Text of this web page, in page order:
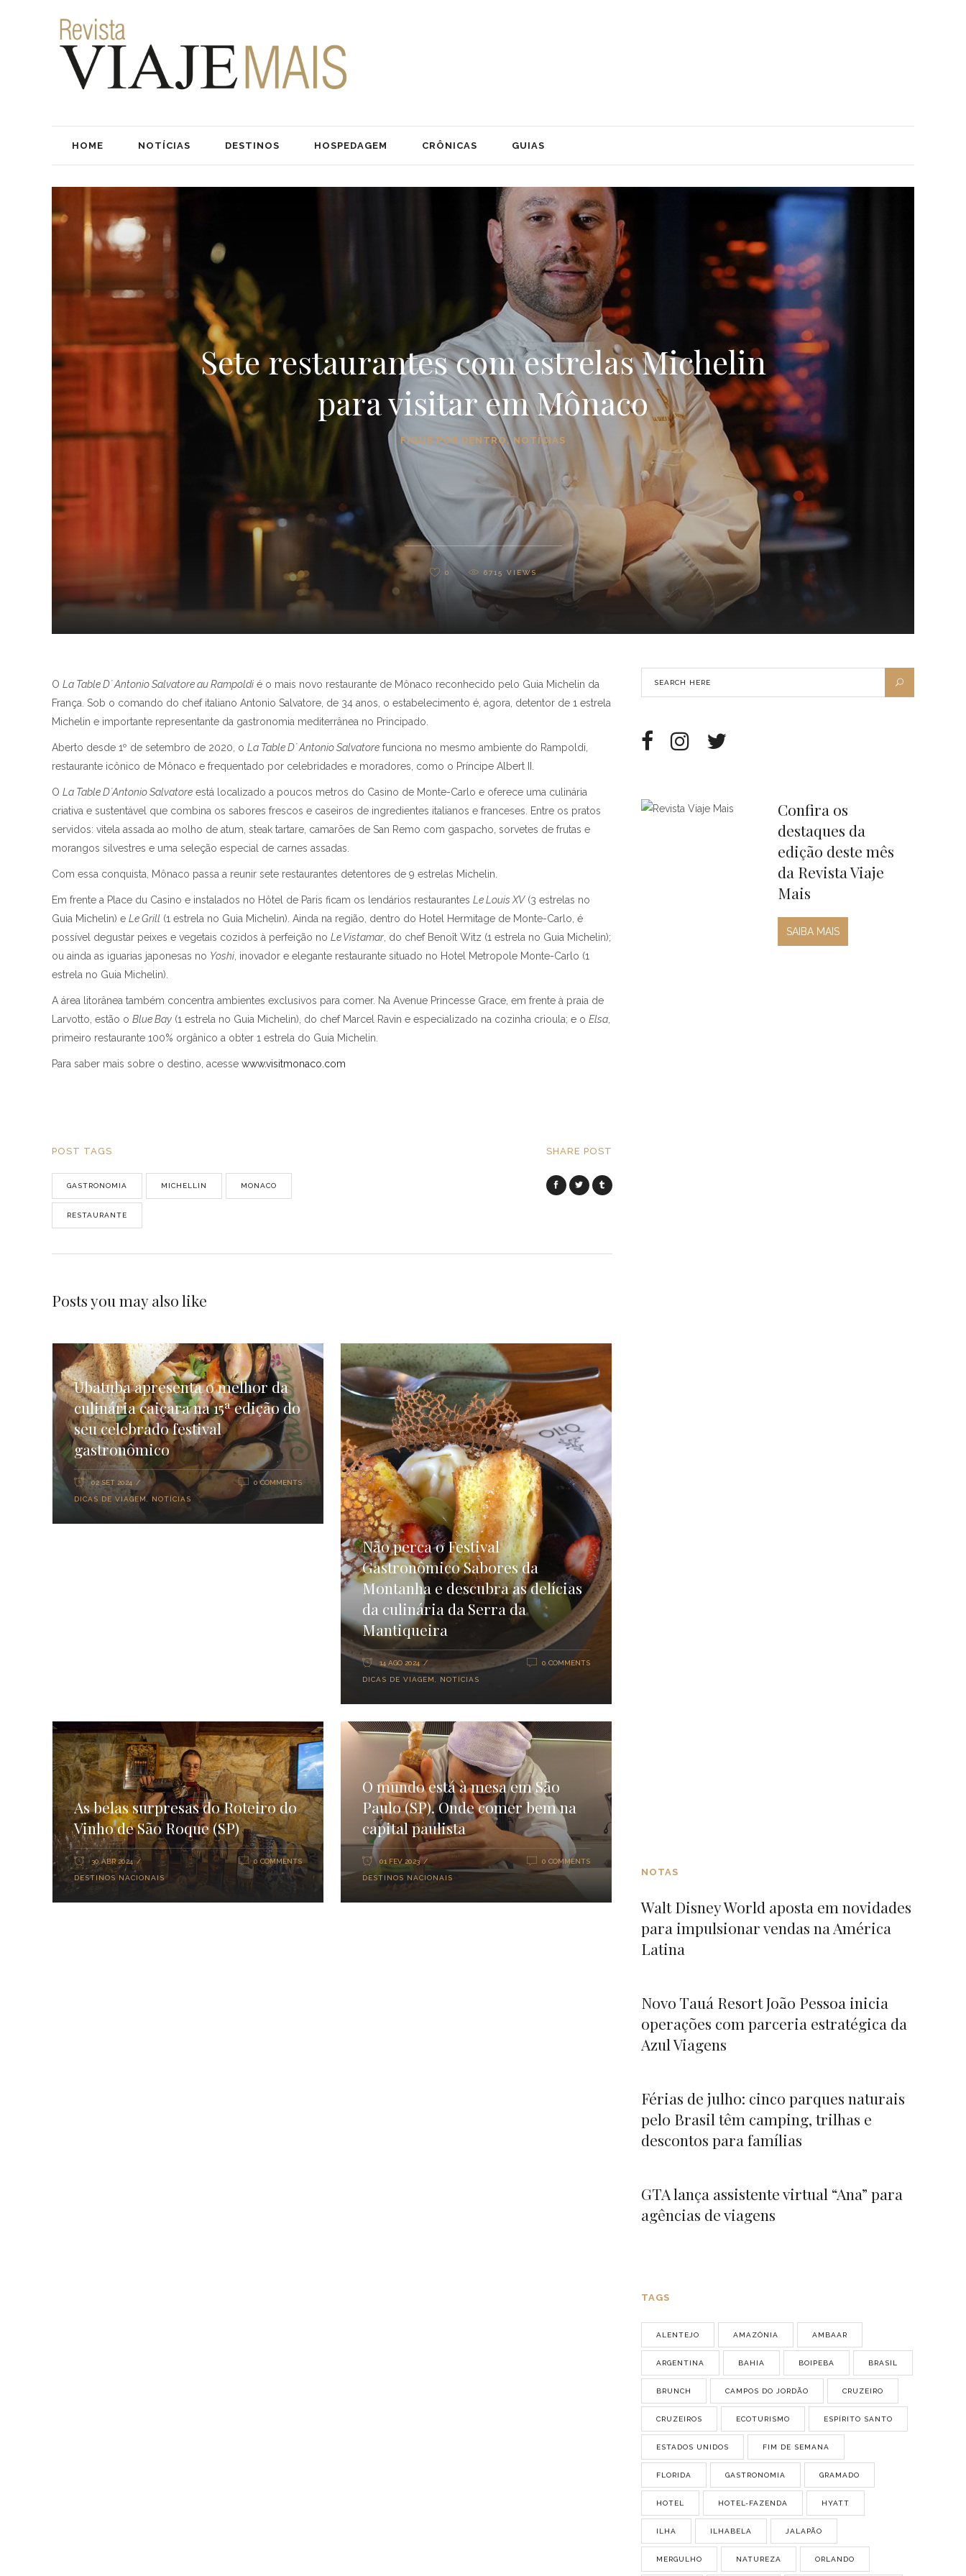
HOME NOTÍCIAS DESTINOS HOSPEDAGEM CRÔNICAS GUIAS
Sete restaurantes com estrelas Michelin
para visitar em Mônaco
FIQUE POR DENTRO, NOTÍCIAS
0 6715 VIEWS
O La Table D´ Antonio Salvatore au Rampoldi é o mais novo restaurante de Mônaco reconhecido pelo Guia Michelin da
França. Sob o comando do chef italiano Antonio Salvatore, de 34 anos, o estabelecimento é, agora, detentor de 1 estrela
Michelin e importante representante da gastronomia mediterrânea no Principado.
Aberto desde 1º de setembro de 2020, o La Table D´ Antonio Salvatore funciona no mesmo ambiente do Rampoldi,
restaurante icônico de Mônaco e frequentado por celebridades e moradores, como o Príncipe Albert II.
O La Table D´Antonio Salvatore está localizado a poucos metros do Casino de Monte-Carlo e oferece uma culinária
criativa e sustentável que combina os sabores frescos e caseiros de ingredientes italianos e franceses. Entre os pratos
servidos: vitela assada ao molho de atum, steak tartare, camarões de San Remo com gaspacho, sorvetes de frutas e
morangos silvestres e uma seleção especial de carnes assadas.
Com essa conquista, Mônaco passa a reunir sete restaurantes detentores de 9 estrelas Michelin.
Em frente a Place du Casino e instalados no Hôtel de Paris ficam os lendários restaurantes Le Louis XV(3 estrelas no
Guia Michelin) e Le Grill (1 estrela no Guia Michelin). Ainda na região, dentro do Hotel Hermitage de Monte-Carlo, é
possível degustar peixes e vegetais cozidos à perfeição no Le Vistamar , do chef Benoît Witz (1 estrela no Guia Michelin);
ou ainda as iguarias japonesas no Yoshi , inovador e elegante restaurante situado no Hotel Metropole Monte-Carlo (1
estrela no Guia Michelin).
A área litorânea também concentra ambientes exclusivos para comer. Na Avenue Princesse Grace, em frente à praia de
Larvotto, estão o Blue Bay (1 estrela no Guia Michelin), do chef Marcel Ravin e especializado na cozinha crioula; e o Elsa
primeiro restaurante 100% orgânico a obter 1 estrela do Guia Michelin.
Para saber mais sobre o destino, acesse www.visitmonaco.com
POST TAGS
GASTRONOMIA MICHELLIN MONACO
RESTAURANTE
SHARE POST
Posts you may also like
Ubatuba apresenta o melhor da
culinária caiçara na 15ª edição do
seu celebrado festival
gastronômico
02 SET 2024
DICAS DE VIAGEM, NOTÍCIAS
0 COMMENTS
Não perca o Festival
Gastronômico Sabores da
Montanha e descubra as delícias
da culinária da Serra da
Mantiqueira
14 AGO 2024
DICAS DE VIAGEM , NOTÍCIAS
0 COMMENTS
As belas surpresas do Roteiro do
Vinho de São Roque (SP)
30 ABR 2024
DESTINOS NACIONAIS
0 COMMENTS
O mundo está à mesa em São
Paulo (SP). Onde comer bem na
capital paulista
01 FEV 2023
DESTINOS NACIONAIS
0 COMMENTS
Confira os
destaques da
edição deste mês
da Revista Viaje
Mais
SAIBA MAIS
NOTAS
Walt Disney World aposta em novidades
para impulsionar vendas na América
Latina
Novo Tauá Resort João Pessoa inicia
operações com parceria estratégica da
Azul Viagens
Férias de julho: cinco parques naturais
pelo Brasil têm camping, trilhas e
descontos para famílias
GTA lança assistente virtual “Ana” para
agências de viagens
TAGS
ALENTEJO AMAZÔNIA AMBAAR
ARGENTINA BAHIA BOIPEBA BRASIL
BRUNCH CAMPOS DO JORDÃO CRUZEIRO
CRUZEIROS ECOTURISMO ESPÍRITO SANTO
ESTADOS UNIDOS FIM DE SEMANA
FLORIDA GASTRONOMIA GRAMADO
HOTEL HOTEL-FAZENDA HYATT
ILHA ILHABELA JALAPÃO
MERGULHO NATUREZA ORLANDO